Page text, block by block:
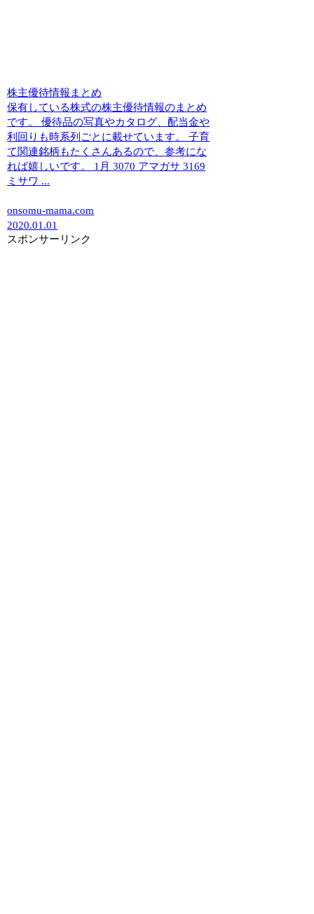
株主優待情報まとめ
保有している株式の株主優待情報のまとめ
です。 優待品の写真やカタログ、配当金や
利回りも時系列ごとに載せています。 子育
て関連銘柄もたくさんあるので、参考にな
れば嬉しいです。 1月 3070 アマガサ 3169
ミサワ ...
onsomu-mama.com
2020.01.01
スポンサーリンク